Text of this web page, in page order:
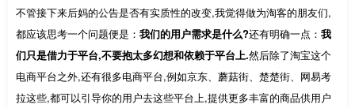
不管接下来后妈的公告是否有实质性的改变,我觉得做为淘客的朋友们,
都应该思考一个问题便是： 我们的用户需求是什么?还有明确一点： 我
们只是借力于平台,不要抱太多幻想和依赖于平台上.然后除了淘宝这个
电商平台之外,还有很多电商平台,例如京东、蘑菇街、楚楚街、网易考
拉这些,都可以引导你的用户去这些平台上,提供更多丰富的商品供用户